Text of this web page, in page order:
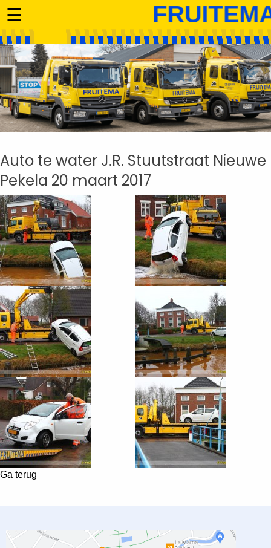
☰
Auto te water J.R. Stuutstraat Nieuwe
Pekela 20 maart 2017
Ga terug